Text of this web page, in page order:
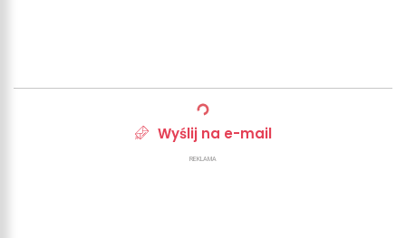
Wyślij na e-mail
REKLAMA